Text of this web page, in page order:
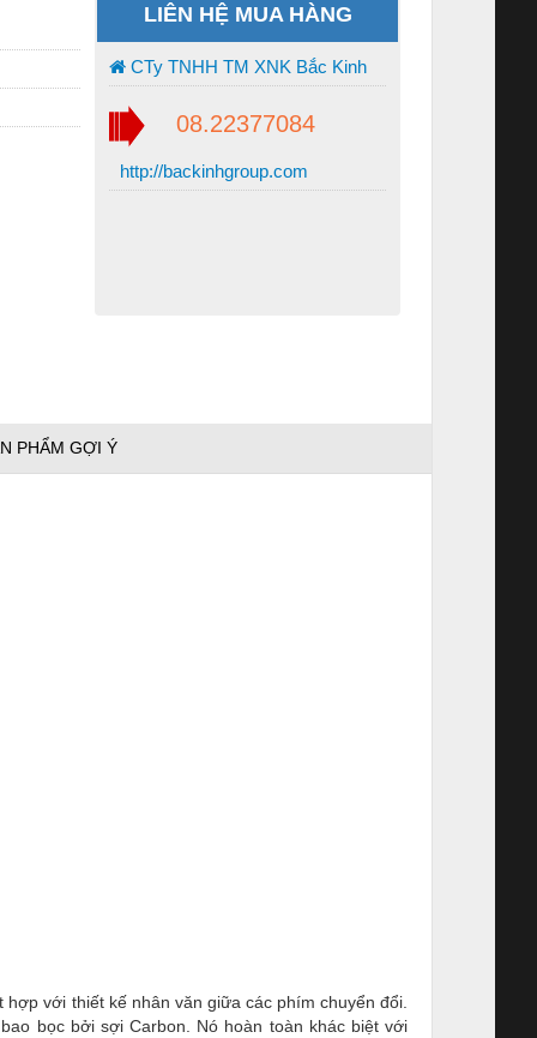
LIÊN HỆ MUA HÀNG
CTy TNHH TM XNK Bắc Kinh
08.22377084
http://backinhgroup.com
PHẨM GỢI Ý
với thiết kế nhân văn giữa các phím chuyển đổi.
bọc bởi sợi Carbon. Nó hoàn toàn khác biệt với